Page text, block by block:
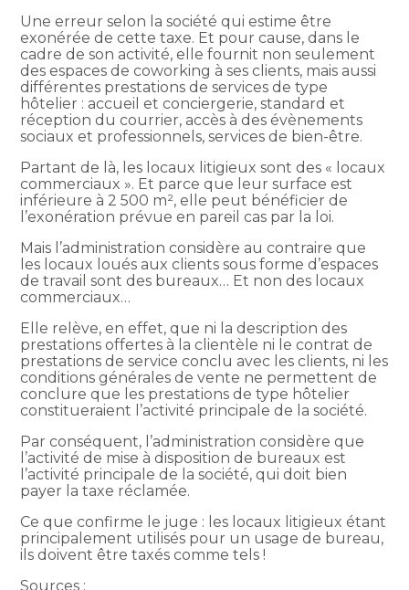
Une erreur selon la société qui estime être
exonérée de cette taxe. Et pour cause, dans le
cadre de son activité, elle fournit non seulement
des espaces de coworking à ses clients, mais aussi
différentes prestations de services de type
hôtelier : accueil et conciergerie, standard et
réception du courrier, accès à des évènements
sociaux et professionnels, services de bien-être.
Partant de là, les locaux litigieux sont des « locaux
commerciaux ». Et parce que leur surface est
inférieure à 2 500 m², elle peut bénéficier de
l’exonération prévue en pareil cas par la loi.
Mais l’administration considère au contraire que
les locaux loués aux clients sous forme d’espaces
de travail sont des bureaux… Et non des locaux
commerciaux…
Elle relève, en effet, que ni la description des
prestations offertes à la clientèle ni le contrat de
prestations de service conclu avec les clients, ni les
conditions générales de vente ne permettent de
conclure que les prestations de type hôtelier
constitueraient l’activité principale de la société.
Par conséquent, l’administration considère que
l’activité de mise à disposition de bureaux est
l’activité principale de la société, qui doit bien
payer la taxe réclamée.
Ce que confirme le juge : les locaux litigieux étant
principalement utilisés pour un usage de bureau,
ils doivent être taxés comme tels !
Sources :